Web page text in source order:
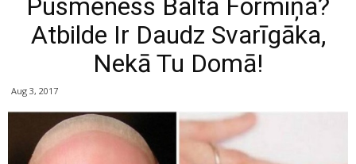
Pusmēness Baltā Formiņa?
Atbilde Ir Daudz Svarīgāka,
Nekā Tu Domā!
Aug 3, 2017